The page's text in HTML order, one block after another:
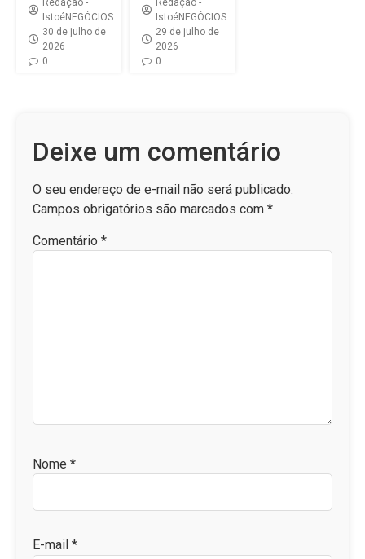
IstoéNEGÓCIOS
30 de julho de
2026
0
IstoéNEGÓCIOS
29 de julho de
2026
0
Deixe um comentário
O seu endereço de e-mail não será publicado.
Campos obrigatórios são marcados com *
Comentário *
Nome *
E-mail *